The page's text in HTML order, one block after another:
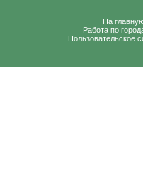
На
Работа по
Пользовательское